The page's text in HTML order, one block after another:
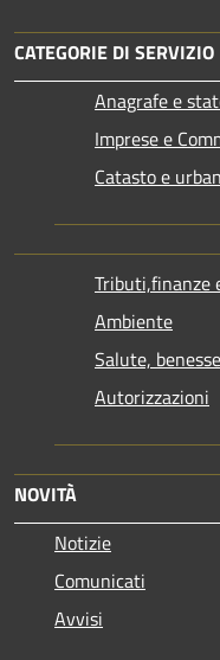
CATEGORIE DI SERVIZIO
Anagrafe e
Imprese e
Catasto e
Tributi,finanze
Ambiente
Salute,
Autorizzazioni
NOVITÀ
Notizie
Comunicati
Avvisi